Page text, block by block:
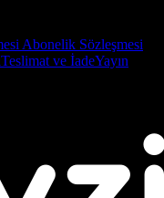
Abonelik Sözleşmesi
Teslimat ve İadeYayın